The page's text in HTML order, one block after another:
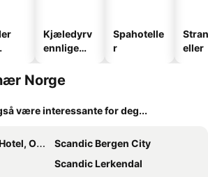
Kjæledyrv
ennlige
Spahotelle
r
eller
Norge
være interessante for deg...
Oslo
Scandic Bergen City
Scandic Lerkendal